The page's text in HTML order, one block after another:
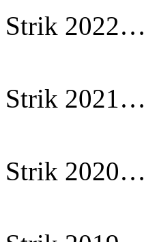
Strik 2022…
Strik 2021…
Strik 2020…